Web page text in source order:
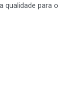
qualidade para o